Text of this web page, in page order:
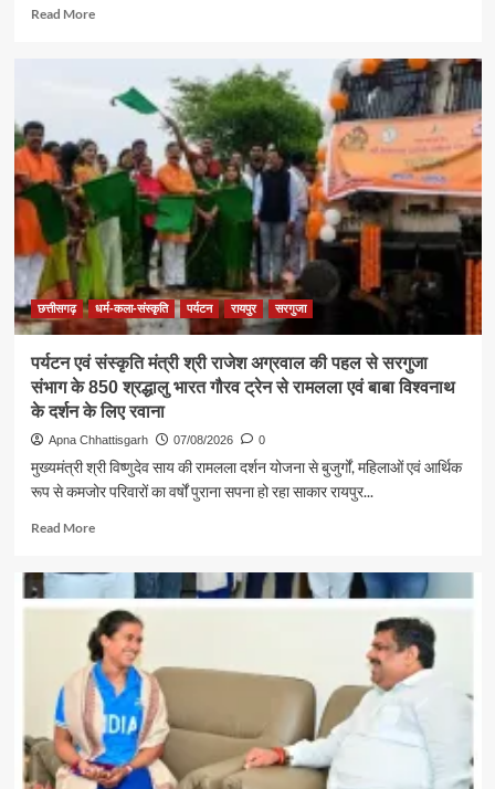
Read MoreRead
एकजुटता
सामाजिक
विकास
की
बड़ी
शक्ति
राजेश
अग्रवाल
छत्तीसगढ़ धर्म-कला-संस्कृति पर्यटन रायपुर सरगुजा
पर्यटन एवं संस्कृति मंत्री श्री राजेश अग्रवाल की पहल से सरगुजा
संभाग के 850 श्रद्धालु भारत गौरव ट्रेन से रामलला एवं बाबा विश्वनाथ
के दर्शन के लिए रवाना
Apna Chhattisgarh 07/08/2026 0
मुख्यमंत्री श्री विष्णुदेव साय की रामलला दर्शन योजना से बुजुर्गों, महिलाओं एवं आर्थिक
रूप से कमजोर परिवारों का वर्षों पुराना सपना हो रहा साकार रायपुर...
Read MoreRead
पर्यटन
एवं
संस्कृति
मंत्री
श्री
राजेश
अग्रवाल
की
पहल
से